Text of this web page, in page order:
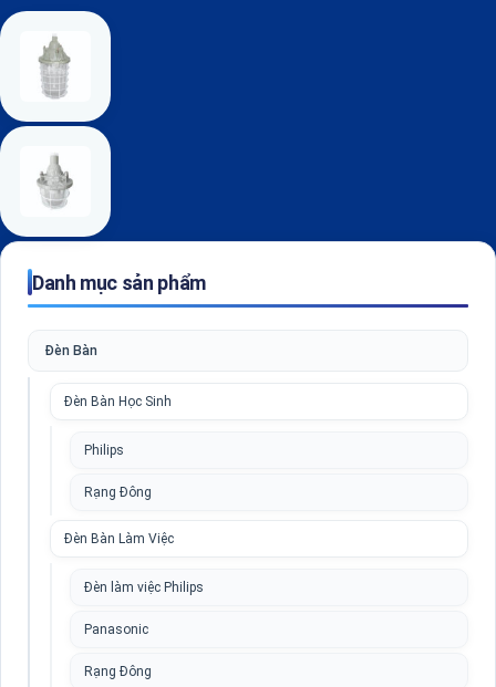
Danh mục sản phẩm
Đèn Bàn
Đèn Bàn Học Sinh
Philips
Rạng Đông
Đèn Bàn Làm Việc
Đèn làm việc Philips
Panasonic
Rạng Đông